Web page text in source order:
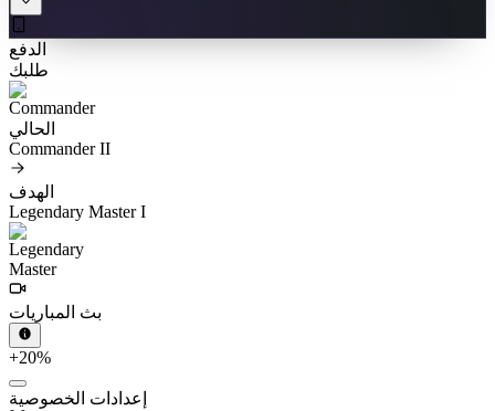
الدفع
طلبك
الحالي
Commander II
الهدف
Legendary Master I
بث المباريات
+20%
إعدادات الخصوصية